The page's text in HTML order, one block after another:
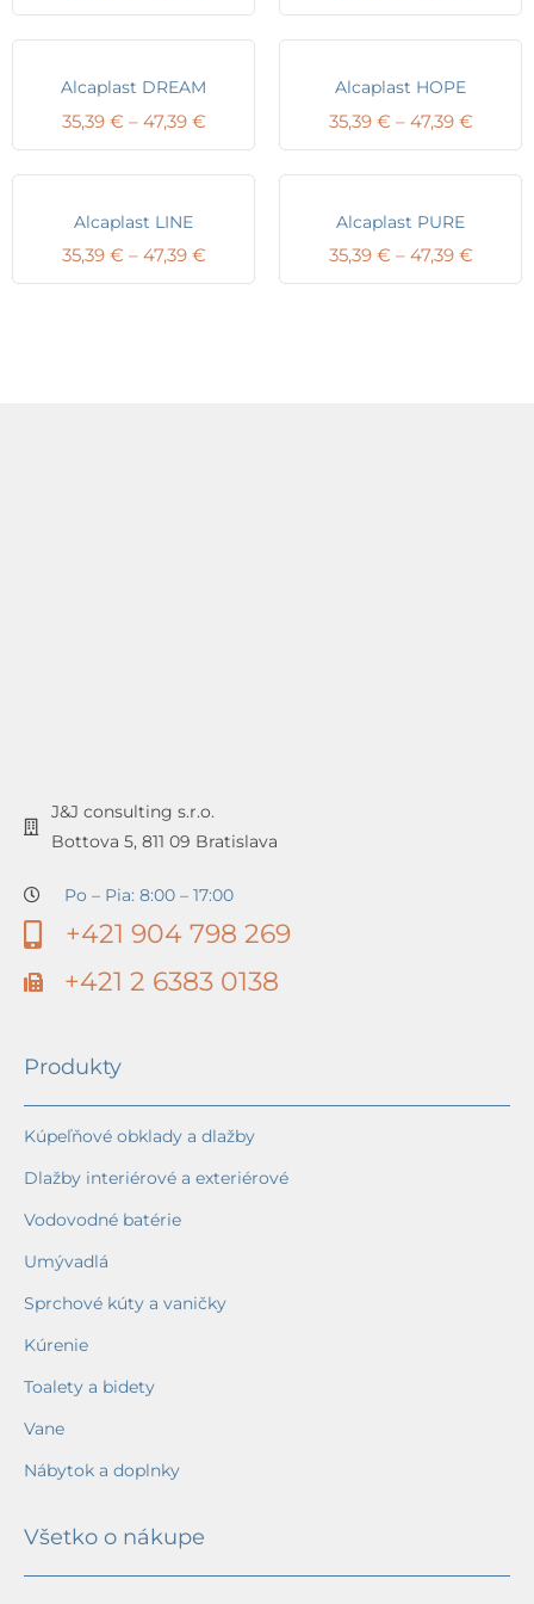
range:
35,39 €
47,39 €
range:
35,39 €
Alcaplast DREAM
35,39 € – 47,39 €Price
range:
35,39 €
Alcaplast HOPE
35,39 € – 47,39 €Price
range:
35,39 €
Alcaplast LINE
35,39 € – 47,39 €Price
range:
Alcaplast PURE
35,39 € – 47,39 €Price
range:
J&J consulting s.r.o.
Bottova 5, 811 09 Bratislava
Po – Pia: 8:00 – 17:00
+421 904 798 269
+421 2 6383 0138
Produkty
Kúpeľňové obklady a dlažby
Dlažby interiérové a exteriérové
Vodovodné batérie
Umývadlá
Sprchové kúty a vaničky
Kúrenie
Toalety a bidety
Vane
Nábytok a doplnky
Všetko o nákupe